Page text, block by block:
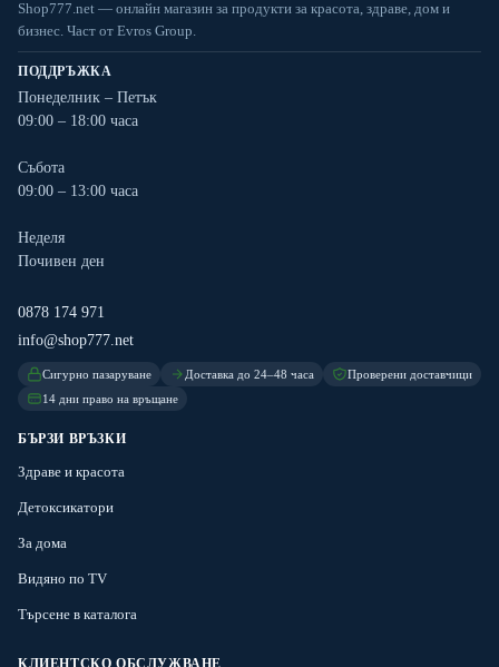
Shop777.net — онлайн магазин за продукти за красота, здраве, дом и
бизнес. Част от Evros Group.
ПОДДРЪЖКА
Понеделник – Петък
09:00 – 18:00 часа
Събота
09:00 – 13:00 часа
Неделя
Почивен ден
0878 174 971
info@shop777.net
Сигурно пазаруване Доставка до 24–48 часа
Проверени доставчици
14 дни право на връщане
БЪРЗИ ВРЪЗКИ
Здраве и красота
Детоксикатори
За дома
Видяно по TV
Търсене в каталога
КЛИЕНТСКО ОБСЛУЖВАНЕ